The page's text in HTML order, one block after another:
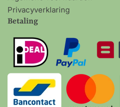
Privacyverklaring
Betaling